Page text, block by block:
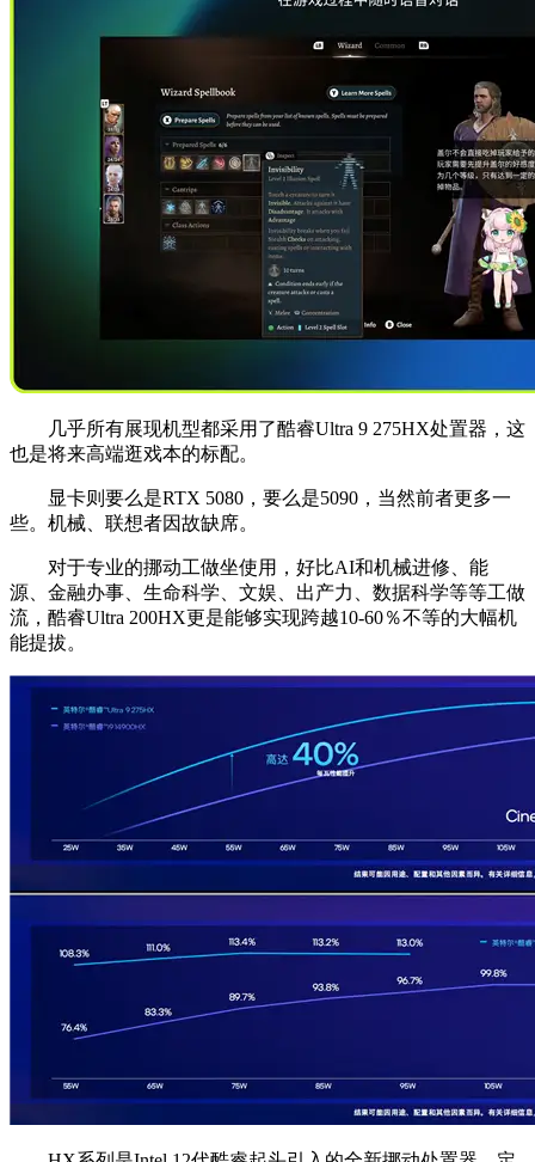
几乎所有展现机型都采用了酷睿Ultra 9 275HX处置器，这
也是将来高端逛戏本的标配。
显卡则要么是RTX 5080，要么是5090，当然前者更多一
些。机械、联想者因故缺席。
对于专业的挪动工做坐使用，好比AI和机械进修、能
源、金融办事、生命科学、文娱、出产力、数据科学等等工做
流，酷睿Ultra 200HX更是能够实现跨越10-60％不等的大幅机
能提拔。